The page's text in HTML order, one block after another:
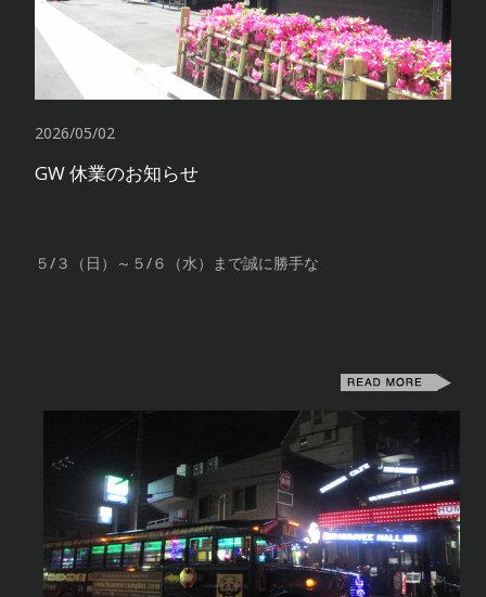
2026/05/02
GW 休業のお知らせ
５/３（日）～５/６（水）まで誠に勝手な